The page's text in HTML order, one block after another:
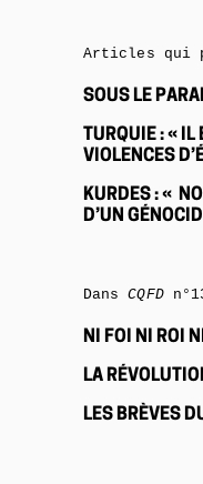
Articles qui
SOUS LE
TURQUIE : « IL
VIOLENCES
KURDES : «
D’UN
DansCQFD
NI FOI NI ROI
LA
LES BRÈVES